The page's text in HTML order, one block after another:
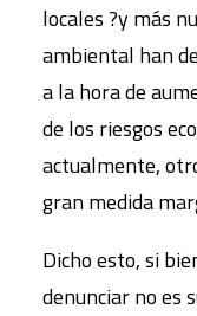
locales ?y más
ambiental han
a la hora de
de los riesgos
actualmente,
gran medida
Dicho esto, si
denunciar no es